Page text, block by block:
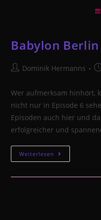
Babylon
Beitrags-
Dominik Hermanns
Wer aufmerksam hinhört,
nicht nur in Episode 6
Episoden auch hier und
erfolgreicher und
Weiterlesen
Berlin
Synchron